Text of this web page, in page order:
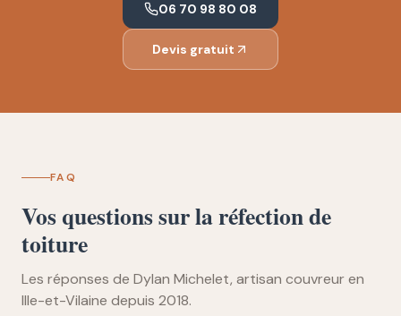
06 70 98 80 08
Devis gratuit
FAQ
Vos questions sur la réfection de
toiture
Les réponses de Dylan Michelet, artisan couvreur en
Ille-et-Vilaine depuis 2018.